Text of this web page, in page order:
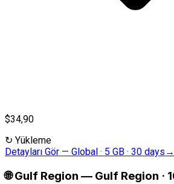
$34,90
↻ Yükleme
Detayları Gör — Global · 5 GB · 30 days →
🌐 Gulf Region — Gulf Region ·